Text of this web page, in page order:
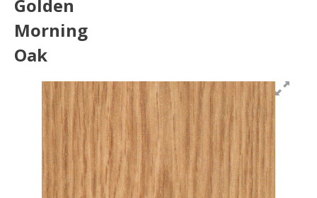
Golden
Morning
Oak